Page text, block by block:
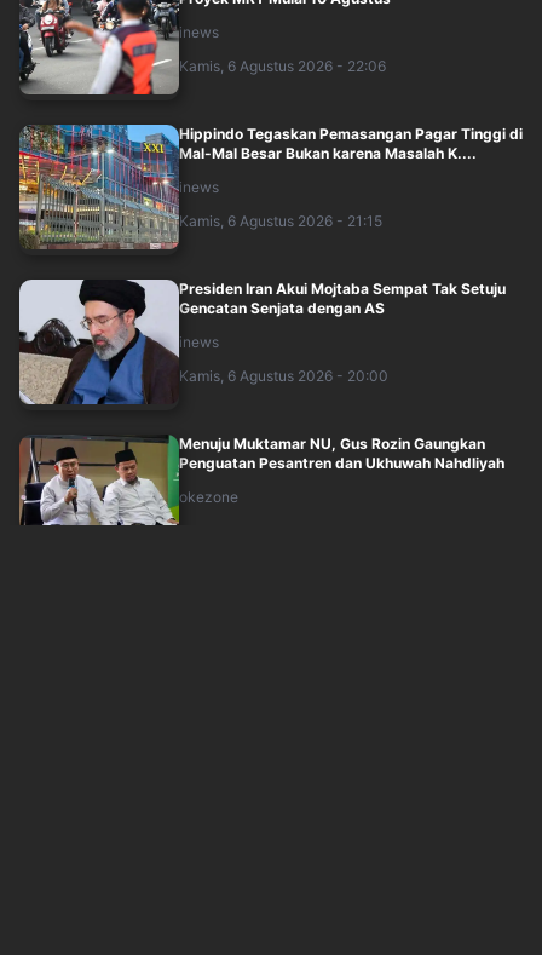
inews
Kamis, 6 Agustus 2026 - 22:06
Hippindo Tegaskan Pemasangan Pagar Tinggi di
Mal-Mal Besar Bukan karena Masalah K....
inews
Kamis, 6 Agustus 2026 - 21:15
Presiden Iran Akui Mojtaba Sempat Tak Setuju
Gencatan Senjata dengan AS
inews
Kamis, 6 Agustus 2026 - 20:00
Menuju Muktamar NU, Gus Rozin Gaungkan
Penguatan Pesantren dan Ukhuwah Nahdliyah
okezone